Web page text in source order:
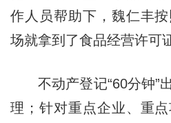
作人员帮助下，魏仁丰
场就拿到了食品经营许可
不动产登记“60分钟”
理；针对重点企业、重